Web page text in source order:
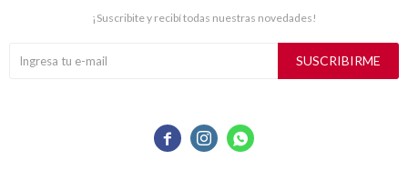
  
¡Suscribite y recibí todas nuestras novedades!
SUSCRIBIRME